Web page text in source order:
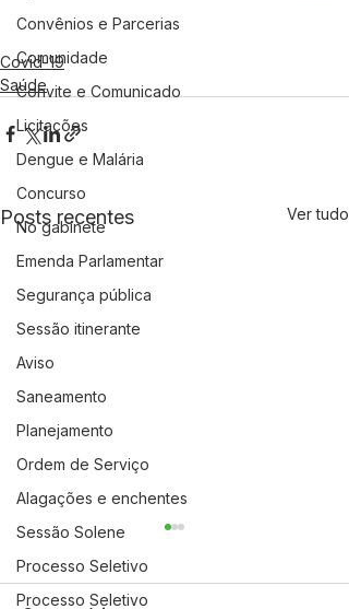
Convênios e Parcerias
Comunidade
Convite e Comunicado
Licitações
Dengue e Malária
Concurso
No gabinete
Emenda Parlamentar
Segurança pública
Sessão itinerante
Aviso
Saneamento
Planejamento
Ordem de Serviço
Alagações e enchentes
Sessão Solene
Processo Seletivo
Processo Seletivo
Covid-19
Saúde
Posts recentes Ver tudo